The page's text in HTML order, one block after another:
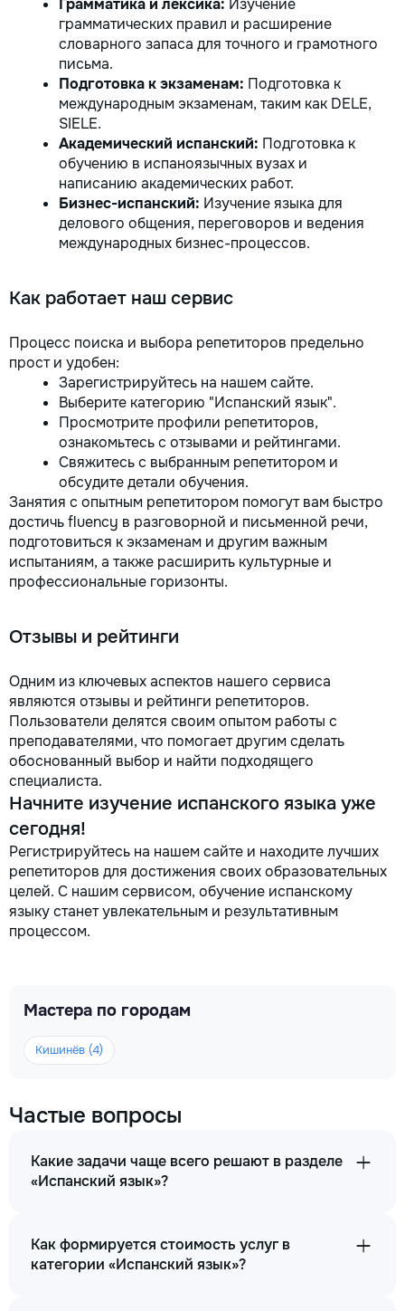
Грамматика и лексика: Изучение
грамматических правил и расширение
словарного запаса для точного и грамотного
письма.
Подготовка к экзаменам: Подготовка к
международным экзаменам, таким как DELE,
SIELE.
Академический испанский: Подготовка к
обучению в испаноязычных вузах и
написанию академических работ.
Бизнес-испанский: Изучение языка для
делового общения, переговоров и ведения
международных бизнес-процессов.
Как работает наш сервис
Процесс поиска и выбора репетиторов предельно
прост и удобен:
Зарегистрируйтесь на нашем сайте.
Выберите категорию "Испанский язык".
Просмотрите профили репетиторов,
ознакомьтесь с отзывами и рейтингами.
Свяжитесь с выбранным репетитором и
обсудите детали обучения.
Занятия с опытным репетитором помогут вам быстро
достичь fluency в разговорной и письменной речи,
подготовиться к экзаменам и другим важным
испытаниям, а также расширить культурные и
профессиональные горизонты.
Отзывы и рейтинги
Одним из ключевых аспектов нашего сервиса
являются отзывы и рейтинги репетиторов.
Пользователи делятся своим опытом работы с
преподавателями, что помогает другим сделать
обоснованный выбор и найти подходящего
специалиста.
Начните изучение испанского языка уже
сегодня!
Регистрируйтесь на нашем сайте и находите лучших
репетиторов для достижения своих образовательных
целей. С нашим сервисом, обучение испанскому
языку станет увлекательным и результативным
процессом.
Мастера по городам
Кишинёв (4)
Частые вопросы
Какие задачи чаще всего решают в разделе
«Испанский язык»?
Как формируется стоимость услуг в
категории «Испанский язык»?